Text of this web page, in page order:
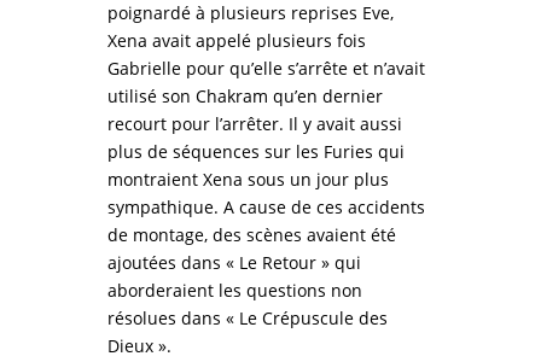
poignardé à plusieurs reprises Eve,
Xena avait appelé plusieurs fois
Gabrielle pour qu’elle s’arrête et n’avait
utilisé son Chakram qu’en dernier
recourt pour l’arrêter. Il y avait aussi
plus de séquences sur les Furies qui
montraient Xena sous un jour plus
sympathique. A cause de ces accidents
de montage, des scènes avaient été
ajoutées dans « Le Retour » qui
aborderaient les questions non
résolues dans « Le Crépuscule des
Dieux ».